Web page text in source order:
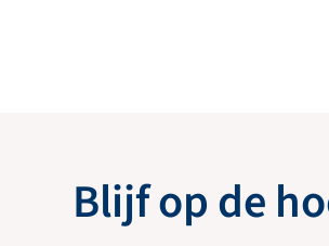
Blijf op de